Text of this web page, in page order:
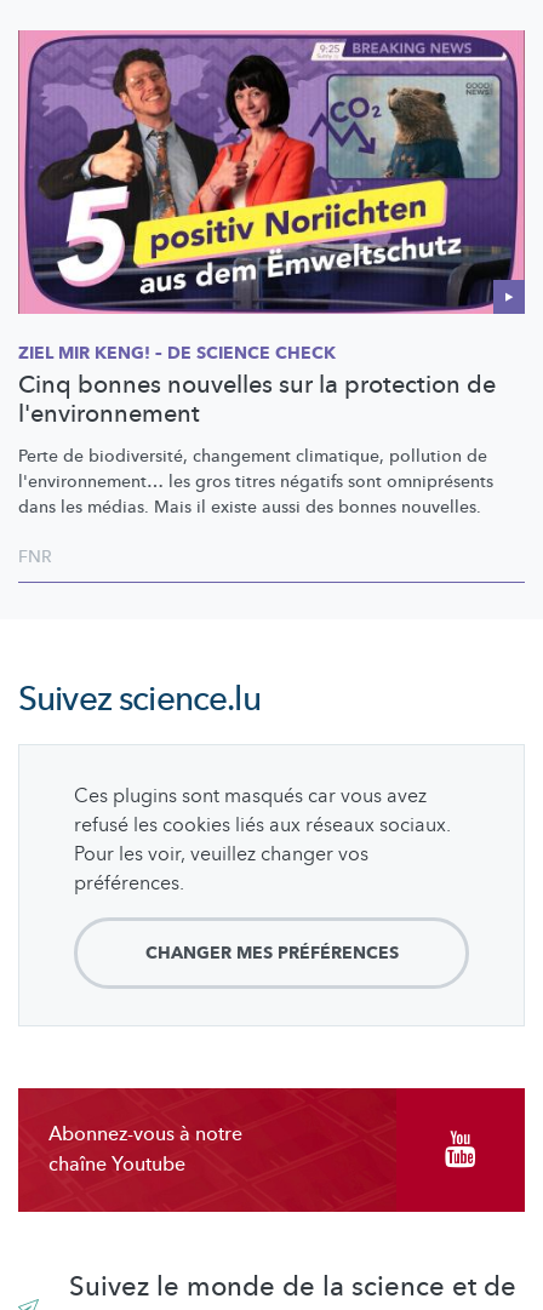
ZIEL MIR KENG! – DE SCIENCE CHECK
Cinq bonnes nouvelles sur la protection de
l'environnement
Perte de biodiversité, changement climatique, pollution de
l'environnement… les gros titres négatifs sont omniprésents
dans les médias. Mais il existe aussi des bonnes nouvelles.
FNR
Suivezscience.lu
Ces plugins sont masqués car vous avez
refusé les cookies liés aux réseaux sociaux.
Pour les voir, veuillez changer vos
préférences.
CHANGER MES PRÉFÉRENCES
Abonnez-vous à notre
chaîne Youtube
Suivez le monde de la science et de